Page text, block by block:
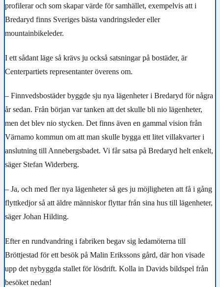
profilerar och som skapar värde för samhället, exempelvis att i
Bredaryd finns Sveriges bästa vandringsleder eller
mountainbikeleder.
I ett sådant läge så krävs ju också satsningar på bostäder, är
Centerpartiets representanter överens om.
– Finnvedsbostäder byggde sju nya lägenheter i Bredaryd för några
år sedan. Från början var tanken att det skulle bli nio lägenheter,
men det blev nio stycken. Det finns även en gammal vision från
Värnamo kommun om att man skulle bygga ett litet villakvarter i
anslutning till Annebergsbadet. Vi får satsa på Bredaryd helt enkelt,
säger Stefan Widerberg.
– Ja, och med fler nya lägenheter så ges ju möjligheten att få i gång
flyttkedjor så att äldre människor flyttar från sina hus till lägenheter,
säger Johan Hilding.
Efter en rundvandring i fabriken begav sig ledamöterna till
Bröttjestad för ett besök på Malin Erikssons gård, där hon visade
upp det nybyggda stallet för lösdrift. Kolla in Davids bildspel från
besöket nedan!